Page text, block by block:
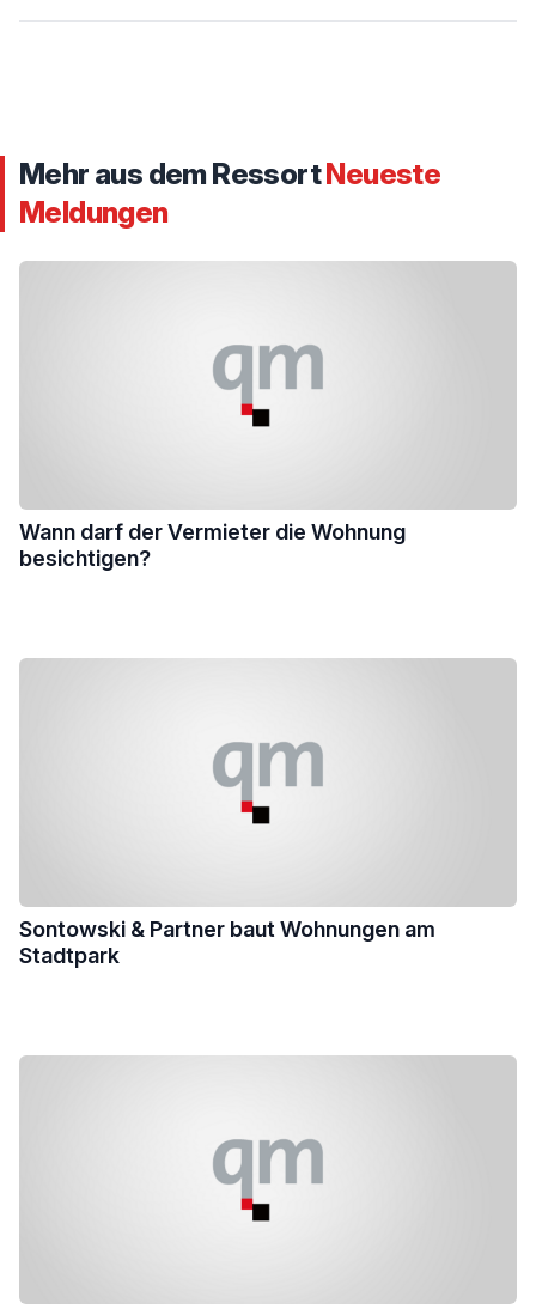
Mehr aus dem RessortNeueste
Meldungen
Wann darf der Vermieter die Wohnung
besichtigen?
Sontowski & Partner baut Wohnungen am
Stadtpark